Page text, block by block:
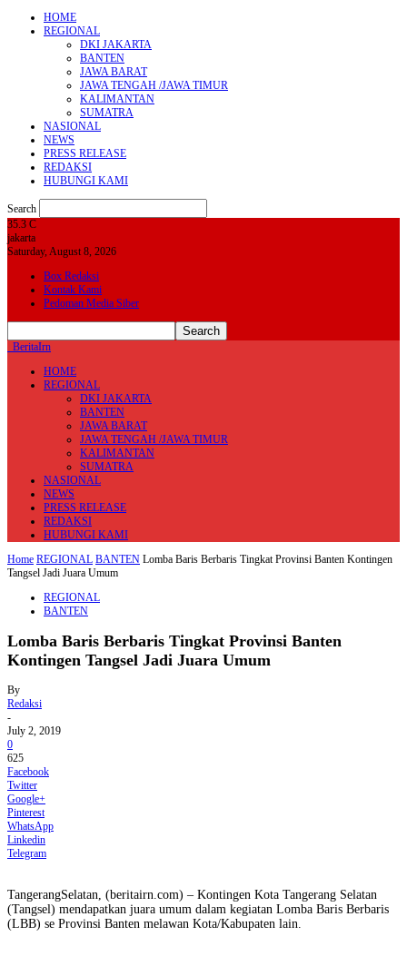
HOME
REGIONAL
DKI JAKARTA
BANTEN
JAWA BARAT
JAWA TENGAH /JAWA TIMUR
KALIMANTAN
SUMATRA
NASIONAL
NEWS
PRESS RELEASE
REDAKSI
HUBUNGI KAMI
Search
35.3 C
jakarta
Saturday, August 8, 2026
Box Redaksi
Kontak Kami
Pedoman Media Siber
BeritaIrn
HOME
REGIONAL
DKI JAKARTA
BANTEN
JAWA BARAT
JAWA TENGAH /JAWA TIMUR
KALIMANTAN
SUMATRA
NASIONAL
NEWS
PRESS RELEASE
REDAKSI
HUBUNGI KAMI
Home REGIONAL BANTEN Lomba Baris Berbaris Tingkat Provinsi Banten Kontingen
Tangsel Jadi Juara Umum
REGIONAL
BANTEN
Lomba Baris Berbaris Tingkat Provinsi Banten
Kontingen Tangsel Jadi Juara Umum
By
Redaksi
-
July 2, 2019
0
625
Facebook
Twitter
Google+
Pinterest
WhatsApp
Linkedin
Telegram
TangerangSelatan, (beritairn.com) – Kontingen Kota Tangerang Selatan
(Tangsel) mendapatkan juara umum dalam kegiatan Lomba Baris Berbaris
(LBB) se Provinsi Banten melawan Kota/Kabupaten lain.